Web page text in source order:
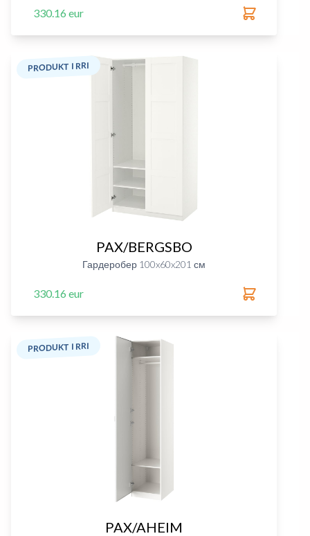
330.16 eur
PRODUKT I RRI
PAX/BERGSBO
Гардеробер 100x60x201 см
330.16 eur
PRODUKT I RRI
PAX/AHEIM